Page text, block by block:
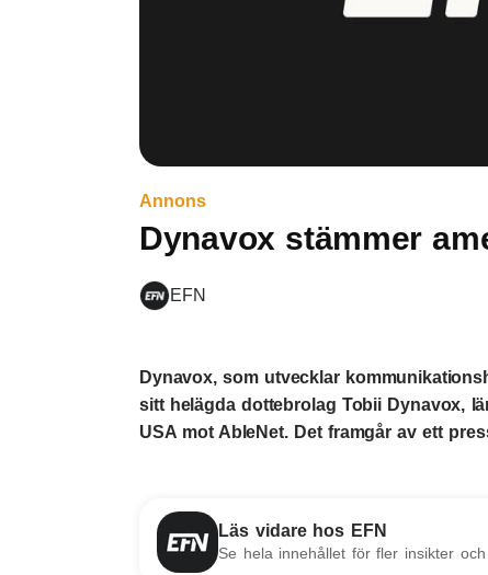
Annons
Dynavox stämmer
EFN
Dynavox, som utvecklar
sitt helägda dottebrolag Tobii Dynavox,
USA mot AbleNet. Det framgår av ett
Läs vidare hos EFN
Se hela innehållet för fler insikter